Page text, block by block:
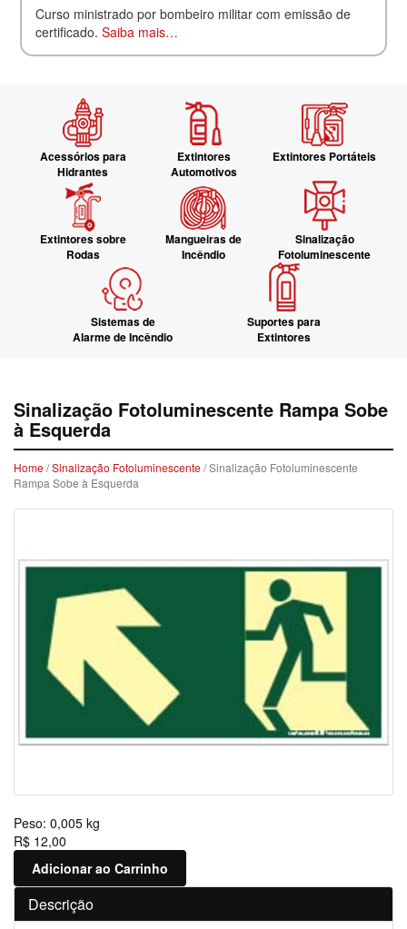
Curso ministrado por bombeiro militar com emissão de
certificado.Saiba mais…
Acessórios para
Hidrantes
Extintores
Automotivos
Extintores Portáteis
Extintores sobre
Rodas
Mangueiras de
Incêndio
Sinalização
Fotoluminescente
Sistemas de
Alarme de Incêndio
Suportes para
Extintores
Sinalização Fotoluminescente Rampa Sobe
à Esquerda
Home/Sinalização Fotoluminescente/ Sinalização Fotoluminescente
Rampa Sobe à Esquerda
Peso: 0,005 kg
R$ 12,00
Adicionar ao Carrinho
Descrição